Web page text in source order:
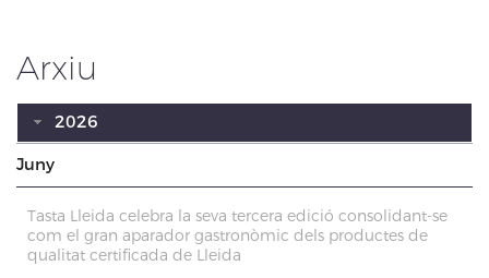
Arxiu
2026
Juny
Tasta Lleida celebra la seva tercera edició consolidant-se
com el gran aparador gastronòmic dels productes de
qualitat certificada de Lleida